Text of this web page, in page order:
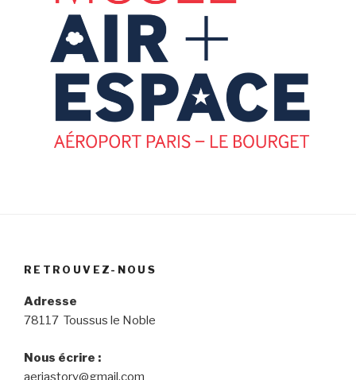
RETROUVEZ-NOUS
Adresse
78117 Toussus le Noble
Nous écrire :
aeriastory@gmail.com